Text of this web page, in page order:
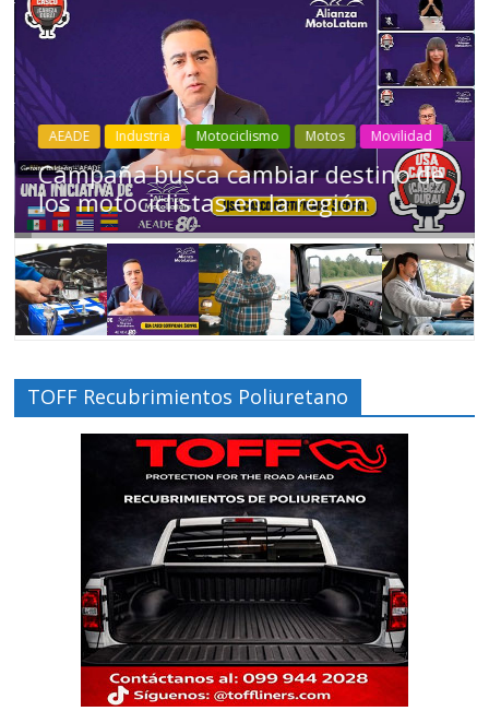
Industria Movilidad Transporte Varios
Choferes profesionales mantienen a
Ecuador en movimiento
TOFF Recubrimientos Poliuretano